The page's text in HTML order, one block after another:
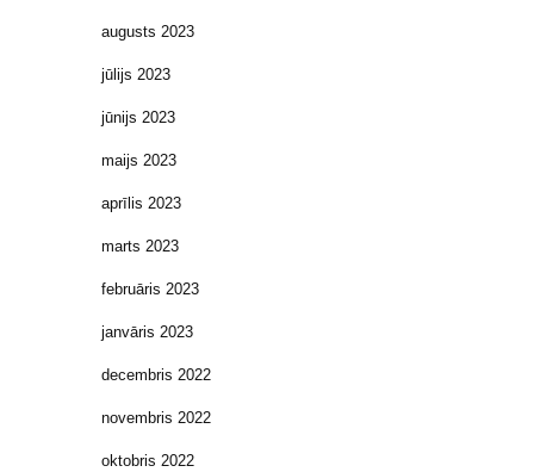
augusts 2023
jūlijs 2023
jūnijs 2023
maijs 2023
aprīlis 2023
marts 2023
februāris 2023
janvāris 2023
decembris 2022
novembris 2022
oktobris 2022